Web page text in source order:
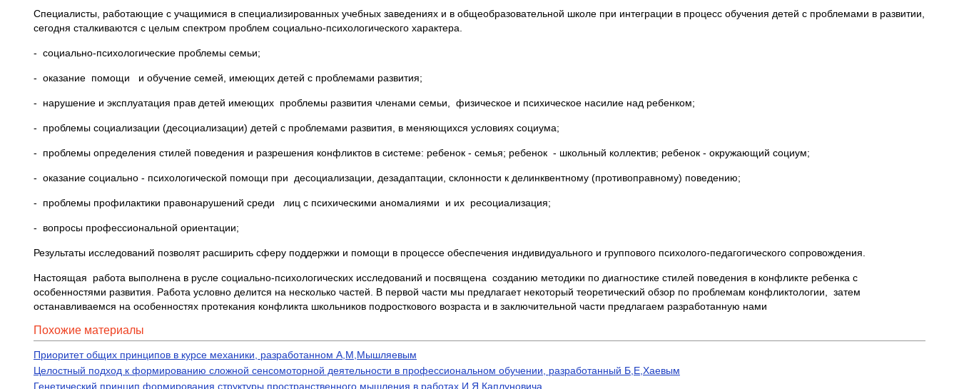
Специалисты, работающие с учащимися в специализированных учебных заведениях и в общеобразовательной школе при интеграции в процесс обучения детей с проблемами в развитии,
сегодня сталкиваются с целым спектром проблем социально-психологического характера.
- социально-психологические проблемы семьи;
- оказание помощи и обучение семей, имеющих детей с проблемами развития;
- нарушение и эксплуатация прав детей имеющих проблемы развития членами семьи, физическое и психическое насилие над ребенком;
- проблемы социализации (десоциализации) детей с проблемами развития, в меняющихся условиях социума;
- проблемы определения стилей поведения и разрешения конфликтов в системе: ребенок - семья; ребенок - школьный коллектив; ребенок - окружающий социум;
- оказание социально - психологической помощи при десоциализации, дезадаптации, склонности к делинквентному (противоправному) поведению;
- проблемы профилактики правонарушений среди лиц с психическими аномалиями и их ресоциализация;
- вопросы профессиональной ориентации;
Результаты исследований позволят расширить сферу поддержки и помощи в процессе обеспечения индивидуального и группового психолого-педагогического сопровождения.
Настоящая работа выполнена в русле социально-психологических исследований и посвящена созданию методики по диагностике стилей поведения в конфликте ребенка с
особенностями развития. Работа условно делится на несколько частей. В первой части мы предлагает некоторый теоретический обзор по проблемам конфликтологии, затем
останавливаемся на особенностях протекания конфликта школьников подросткового возраста и в заключительной части предлагаем разработанную нами
Похожие материалы
Приоритет общих принципов в курсе механики, разработанном А,М,Мышляевым
Целостный подход к формированию сложной сенсомоторной деятельности в профессиональном обучении, разработанный Б,Е,Хаевым
Генетический принцип формирования структуры пространственного мышления в работах И,Я,Каплуновича